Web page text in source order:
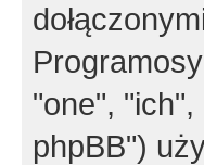
"one",
phpBB")